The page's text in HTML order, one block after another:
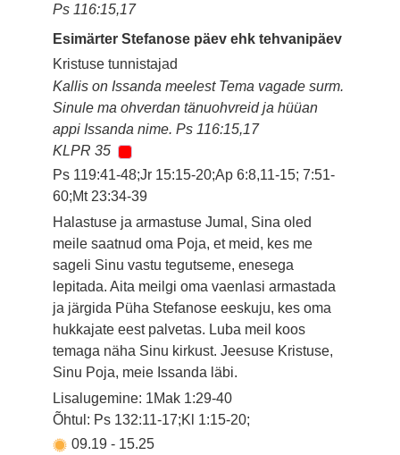
Ps 116:15,17
Esimärter Stefanose päev ehk tehvanipäev
Kristuse tunnistajad
Kallis on Issanda meelest Tema vagade surm.
Sinule ma ohverdan tänuohvreid ja hüüan
appi Issanda nime. Ps 116:15,17
KLPR 35
Ps 119:41-48;Jr 15:15-20;Ap 6:8,11-15; 7:51-
60;Mt 23:34-39
Halastuse ja armastuse Jumal, Sina oled
meile saatnud oma Poja, et meid, kes me
sageli Sinu vastu tegutseme, enesega
lepitada. Aita meilgi oma vaenlasi armastada
ja järgida Püha Stefanose eeskuju, kes oma
hukkajate eest palvetas. Luba meil koos
temaga näha Sinu kirkust. Jeesuse Kristuse,
Sinu Poja, meie Issanda läbi.
Lisalugemine: 1Mak 1:29-40
Õhtul: Ps 132:11-17;Kl 1:15-20;
09.19- 15.25